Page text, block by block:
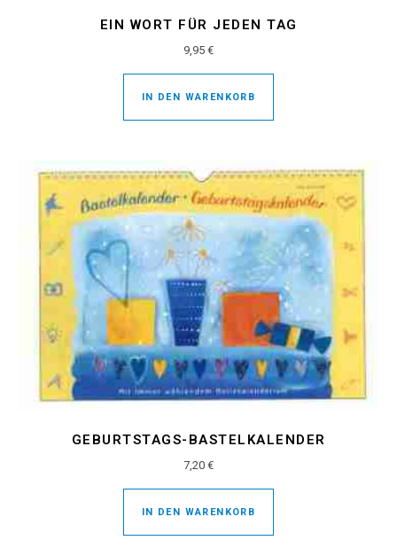
EIN WORT FÜR JEDEN TAG
9,95 €
IN DEN WARENKORB
GEBURTSTAGS-BASTELKALENDER
7,20 €
IN DEN WARENKORB